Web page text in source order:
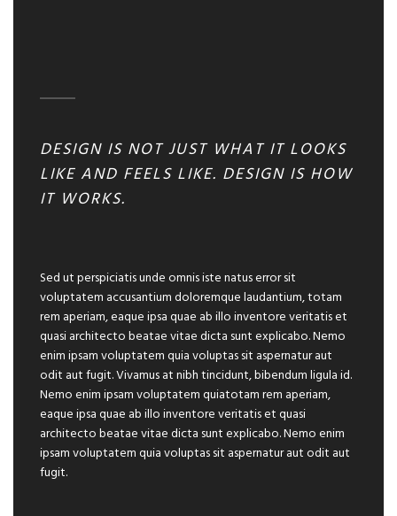
DESIGN IS NOT JUST WHAT IT LOOKS
LIKE AND FEELS LIKE. DESIGN IS HOW
IT WORKS.
Sed ut perspiciatis unde omnis iste natus error sit
voluptatem accusantium doloremque laudantium, totam
rem aperiam, eaque ipsa quae ab illo inventore veritatis et
quasi architecto beatae vitae dicta sunt explicabo. Nemo
enim ipsam voluptatem quia voluptas sit aspernatur aut
odit aut fugit. Vivamus at nibh tincidunt, bibendum ligula id.
Nemo enim ipsam voluptatem quiatotam rem aperiam,
eaque ipsa quae ab illo inventore veritatis et quasi
architecto beatae vitae dicta sunt explicabo. Nemo enim
ipsam voluptatem quia voluptas sit aspernatur aut odit aut
fugit.